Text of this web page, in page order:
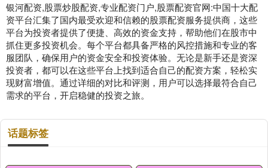
银河配资,股票炒股配资,专业配资门户,股票配资官网:中国十大配
资平台汇集了国内最受欢迎和信赖的股票配资服务提供商，这些
平台为投资者提供了便捷、高效的资金支持，帮助他们在股市中
抓住更多投资机会。每个平台都具备严格的风控措施和专业的客
服团队，确保用户的资金安全和投资体验。无论是新手还是资深
投资者，都可以在这些平台上找到适合自己的配资方案，轻松实
现财富增值。通过详细的对比和评测，用户可以选择最符合自己
需求的平台，开启稳健的投资之旅。
话题标签